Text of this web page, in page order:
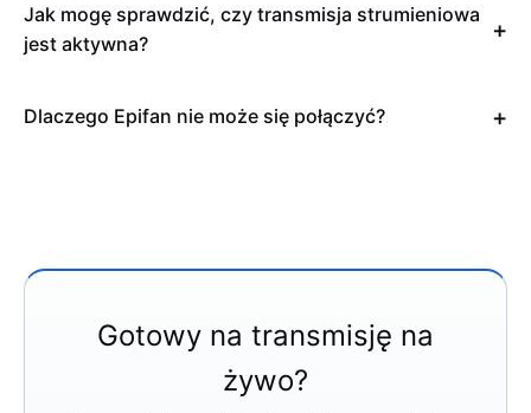
Jak mogę sprawdzić, czy transmisja strumieniowa
jest aktywna?
Dlaczego Epifan nie może się połączyć?
Gotowy na transmisję na
żywo?